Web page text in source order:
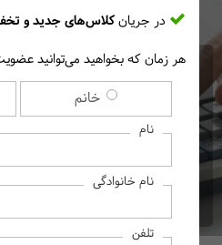
کارگاه
استاندارد
عمومی
(آموزش‌های
در جریانکلاس‌های جدید و
هر زمان که بخواهید می‌توانید
خانم
نام
نام خانوادگی
تلفن